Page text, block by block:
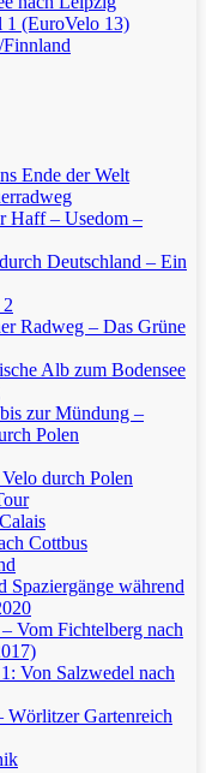
1 (EuroVelo 13)
Ende der Welt
Haff – Usedom –
Deutschland – Ein
Radweg – Das Grüne
Alb zum Bodensee
zur Mündung –
Polen
durch Polen
Cottbus
Spaziergänge während
Vom Fichtelberg nach
Von Salzwedel nach
Wörlitzer Gartenreich